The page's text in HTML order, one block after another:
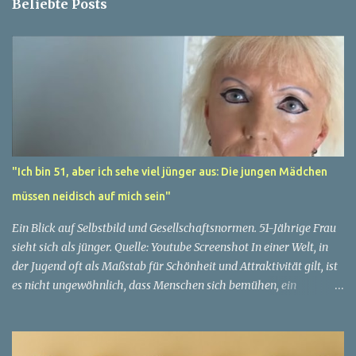
Beliebte Posts
"Ich bin 51, aber ich sehe viel jünger aus: Die jungen Mädchen
müssen neidisch auf mich sein"
Ein Blick auf Selbstbild und Gesellschaftsnormen. 51-Jährige Frau
sieht sich als jünger. Quelle: Youtube Screenshot In einer Welt, in
der Jugend oft als Maßstab für Schönheit und Attraktivität gilt, ist
es nicht ungewöhnlich, dass Menschen sich bemühen, ein